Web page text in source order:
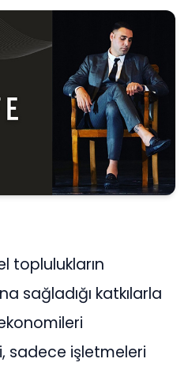
toplulukların
sağladığı katkılarla
sadece işletmeleri